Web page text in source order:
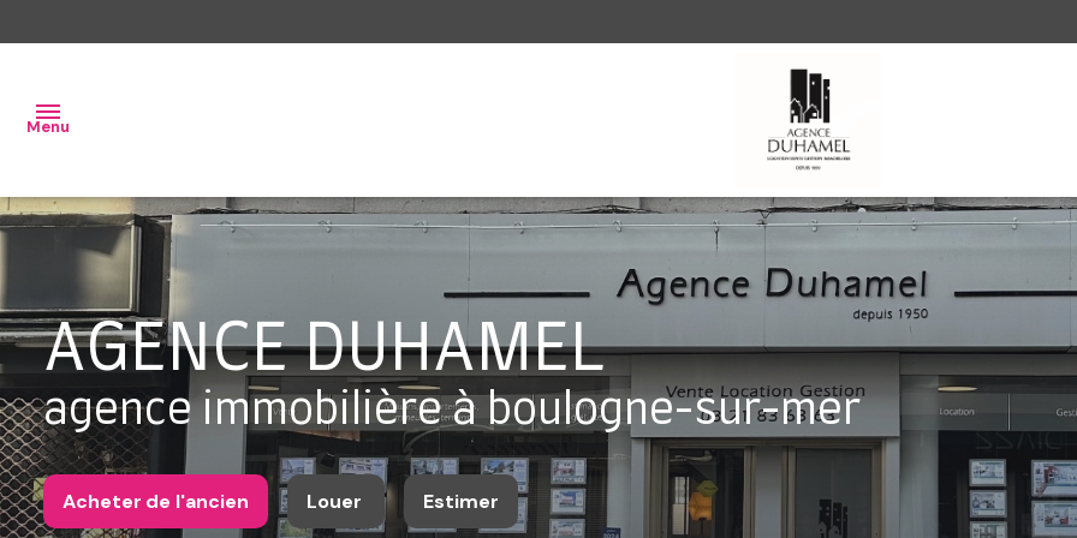
Menu
locations
gestion
AGENCE DUHAMEL
agence immobilière à boulogne-sur-mer
Acheter de l'ancien Louer Estimer